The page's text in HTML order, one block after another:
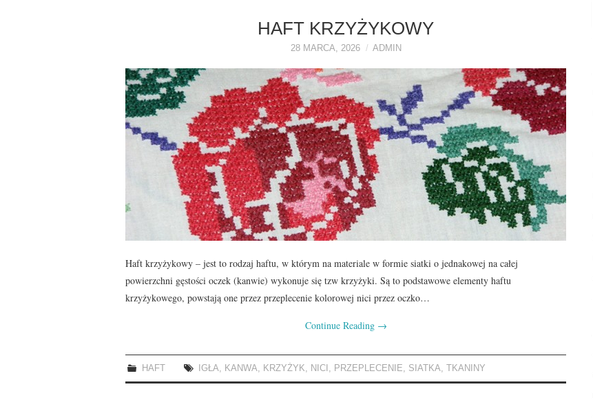
HAFT KRZYŻYKOWY
28 MARCA, 2026 ADMIN
Haft krzyżykowy – jest to rodzaj haftu, w którym na materiale w formie siatki o jednakowej na całej
powierzchni gęstości oczek (kanwie) wykonuje się tzw krzyżyki. Są to podstawowe elementy haftu
krzyżykowego, powstają one przez przeplecenie kolorowej nici przez oczko…
Continue Reading →
HAFT IGŁA KANWA KRZYŻYK NICI PRZEPLECENIE SIATKA ,TKANINY